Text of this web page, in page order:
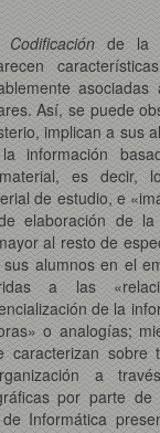
de la
Así, se puede
implican a sus
información
es decir,
de estudio, e
elaboración de
al resto de
alumnos en el
a las
de la
o analogías;
caracterizan
a
por parte
Informática